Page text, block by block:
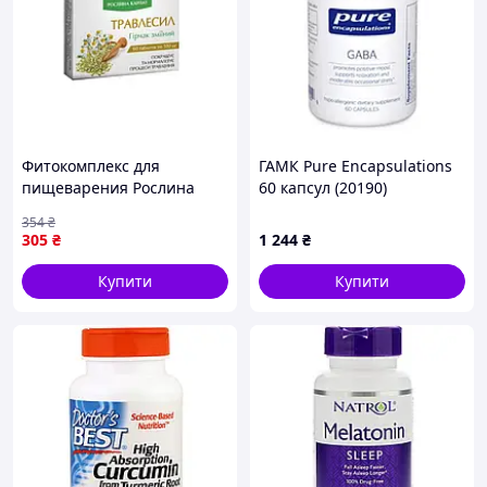
Фитокомплекс для
пищеварения Рослина
№60 (2770732909)
305 ₴
354₴
Купити
ГАМК Pure Encapsulations
60 капсул (20190)
1 244 ₴
Купити